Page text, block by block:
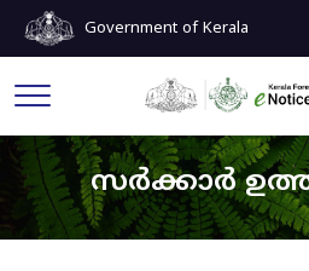
Government of Kerala
സർക്കാർ